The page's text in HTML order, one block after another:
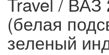
(белая
зеленый